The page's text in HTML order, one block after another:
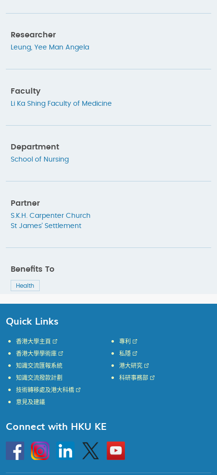
Researcher
Leung, Yee Man Angela
Faculty
Li Ka Shing Faculty of Medicine
Department
School of Nursing
Partner
S.K.H. Carpenter Church
St James' Settlement
Benefits To
Health
Quick Links
香港大學主頁
香港大學學術庫
知識交流匯報系統
知識交流撥款計劃
專利
私隱
港大研究
科研事務部
技術轉移處及港大科橋
意見及建議
Connect with HKU KE
HKU
InstagramLinkedin Twitter
Go
to
HKU